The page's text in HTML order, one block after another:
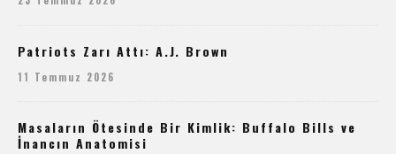
Patriots Zarı Attı: A.J. Brown
11 Temmuz 2026
Masaların Ötesinde Bir Kimlik: Buffalo Bills ve
İnancın Anatomisi